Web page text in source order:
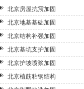
北京房屋抗震加固
北京地基基础加固
北京结构补强加固
北京基坑支护加固
北京护坡喷浆加固
北京植筋粘钢结构